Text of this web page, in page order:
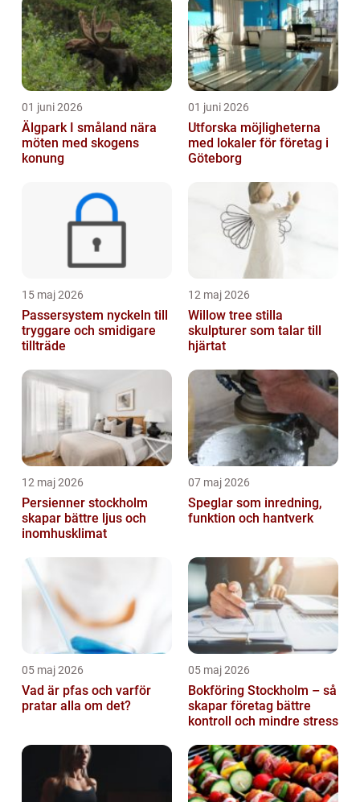
01 juni 2026
Älgpark I småland nära
möten med skogens
konung
01 juni 2026
Utforska möjligheterna
med lokaler för företag i
Göteborg
15 maj 2026
Passersystem nyckeln till
tryggare och smidigare
tillträde
12 maj 2026
Willow tree stilla
skulpturer som talar till
hjärtat
12 maj 2026
Persienner stockholm
skapar bättre ljus och
inomhusklimat
07 maj 2026
Speglar som inredning,
funktion och hantverk
05 maj 2026
Vad är pfas och varför
pratar alla om det?
05 maj 2026
Bokföring Stockholm – så
skapar företag bättre
kontroll och mindre stress